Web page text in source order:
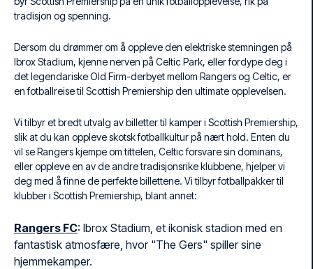
tradisjon og spenning.
Dersom du drømmer om å oppleve den elektriske stemningen på
Ibrox Stadium, kjenne nerven på Celtic Park, eller fordype deg i
det legendariske Old Firm-derbyet mellom Rangers og Celtic, er
en fotballreise til Scottish Premiership den ultimate opplevelsen.
Vi tilbyr et bredt utvalg av billetter til kamper i Scottish Premiership,
slik at du kan oppleve skotsk fotballkultur på nært hold. Enten du
vil se Rangers kjempe om tittelen, Celtic forsvare sin dominans,
eller oppleve en av de andre tradisjonsrike klubbene, hjelper vi
deg med å finne de perfekte billettene. Vi tilbyr fotballpakker til
klubber i Scottish Premiership, blant annet:
Rangers FC: Ibrox Stadium, et ikonisk stadion med en
fantastisk atmosfære, hvor "The Gers" spiller sine
hjemmekamper.